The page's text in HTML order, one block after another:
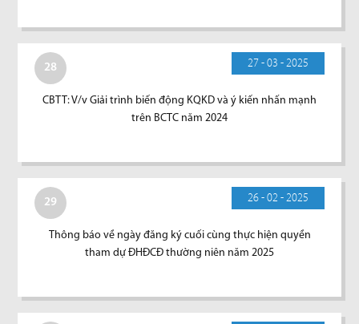
28 27 - 03 - 2025
CBTT: V/v Giải trình biến động KQKD và ý kiến nhấn mạnh
trên BCTC năm 2024
29 26 - 02 - 2025
Thông báo về ngày đăng ký cuối cùng thực hiện quyền
tham dự ĐHĐCĐ thường niên năm 2025